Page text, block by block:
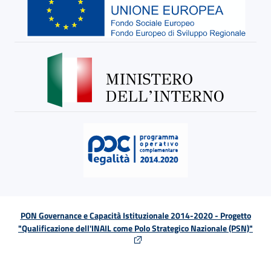
PON Governance e Capacità Istituzionale 2014-2020 - Progetto
"Qualificazione dell'INAIL come Polo Strategico Nazionale (PSN)"